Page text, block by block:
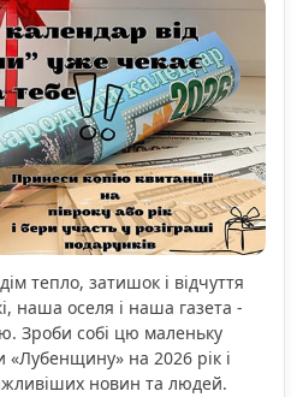
тепло, затишок і відчуття
наша оселя і наша газета -
Зроби собі цю маленьку
«Лубенщину» на 2026 рік і
новин та людей.